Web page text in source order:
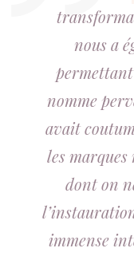
nous a
permettant
nomme
avait
les
dont on
immense